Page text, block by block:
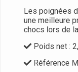
Les poignées
une meilleure
chocs lors de
Poids net :
Référence